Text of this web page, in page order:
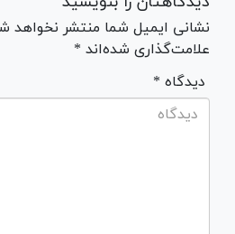
نشانی ایمیل شما منتشر نخواهد
علامت‌گذاری شده‌اند *
* دیدگاه